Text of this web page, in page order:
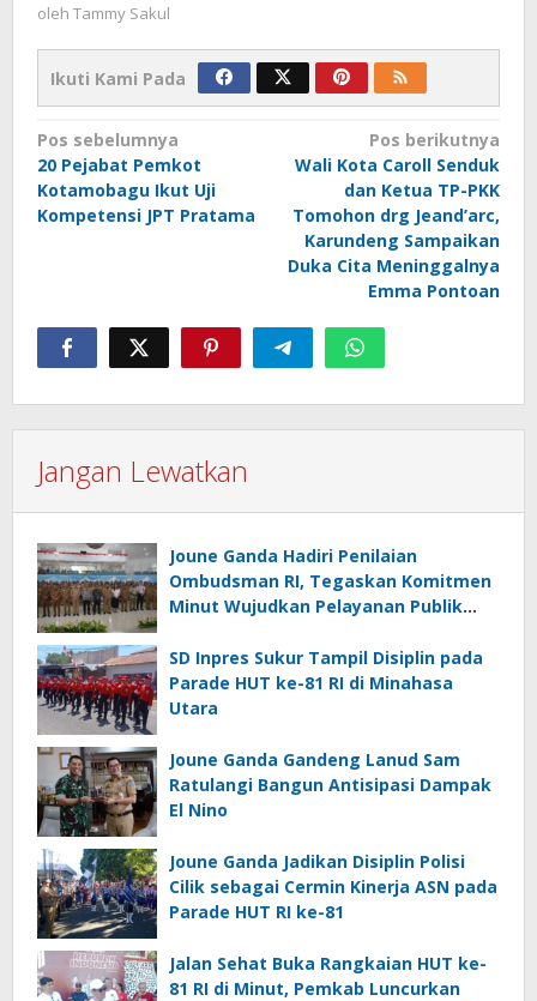
oleh Tammy Sakul
Ikuti Kami Pada
Navigasi
pos
Pos sebelumnya
20 Pejabat Pemkot
Kotamobagu Ikut Uji
Kompetensi JPT Pratama
Pos berikutnya
Wali Kota Caroll Senduk
dan Ketua TP-PKK
Tomohon drg Jeand’arc,
Karundeng Sampaikan
Duka Cita Meninggalnya
Emma Pontoan
Jangan Lewatkan
Joune Ganda Hadiri Penilaian
Ombudsman RI, Tegaskan Komitmen
Minut Wujudkan Pelayanan Publik
SD Inpres Sukur Tampil Disiplin pada
Parade HUT ke-81 RI di Minahasa
Utara
Joune Ganda Gandeng Lanud Sam
Ratulangi Bangun Antisipasi Dampak
El Nino
Joune Ganda Jadikan Disiplin Polisi
Cilik sebagai Cermin Kinerja ASN pada
Parade HUT RI ke-81
Jalan Sehat Buka Rangkaian HUT ke-
81 RI di Minut, Pemkab Luncurkan